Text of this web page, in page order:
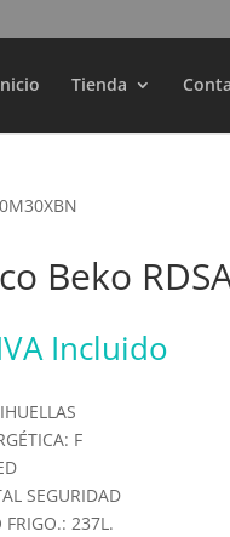
Tienda
Beko
Incluido
F
SEGURIDAD
237L.